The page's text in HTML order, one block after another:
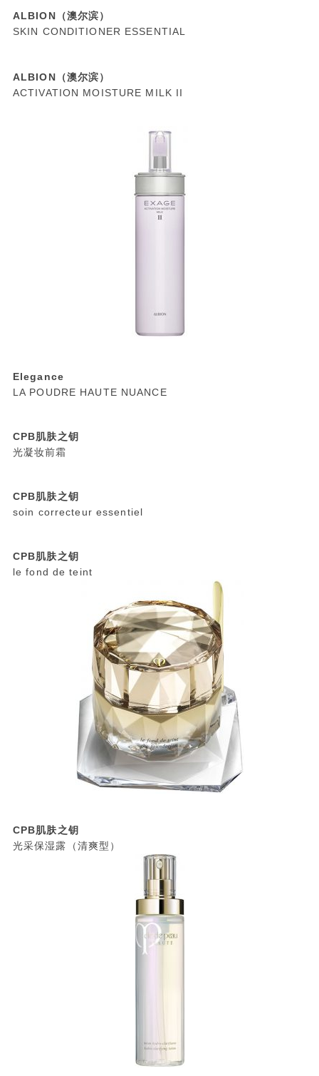
ALBION（澳尔滨）
SKIN CONDITIONER ESSENTIAL
ALBION（澳尔滨）
ACTIVATION MOISTURE MILK II
Elegance
LA POUDRE HAUTE NUANCE
CPB肌肤之钥
光凝妆前霜
CPB肌肤之钥
soin correcteur essentiel
CPB肌肤之钥
le fond de teint
CPB肌肤之钥
光采保湿露（清爽型）